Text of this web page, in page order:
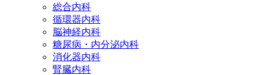
総合内科
循環器内科
脳神経内科
糖尿病・内分泌内科
消化器内科
腎臓内科